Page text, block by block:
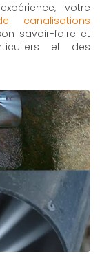
votre
canalisations
savoir-faire et
et des